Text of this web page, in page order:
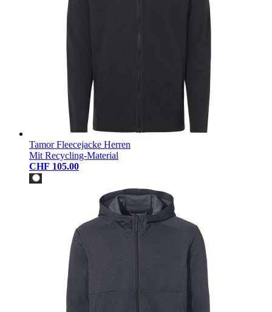
Tamor Fleecejacke Herren
Mit Recycling-Material
CHF 105.00